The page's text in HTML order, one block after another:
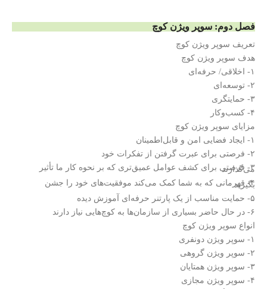
فصل دوم: سوپر ویژن کوچ
تعریف سوپر ویژن کوچ
هدف سوپر ویژن کوچ
۱- اخلاقی/ حرفه‌ای
۲- توسعه‌ای
۳- حمایتگری
۴- کسب‌وکار
مزایای سوپر ویژن کوچ
۱- ایجاد فضایی امن و قابل‌اطمینان
۲- فرصتی برای عبرت گرفتن از تفکرات خود
۳- فرصتی برای کشف عوامل عمیق‌تری که بر نحوه کار ما تأثیر
می‌گذارند
۴- قهرمانی که به شما کمک می‌کند موفقیت‌های خود را جشن
بگیرید
۵- حمایت مناسب از یک پارتنر حرفه‌ای آموزش دیده
۶- در حال حاضر بسیاری از سازمان‌ها به کوچ‌هایی نیاز دارند
انواع سوپر ویژن کوچ
۱- سوپر ویژن دونفری
۲- سوپر ویژن گروهی
۳- سوپر ویژن همتایان
۴- سوپر ویژن مجازی